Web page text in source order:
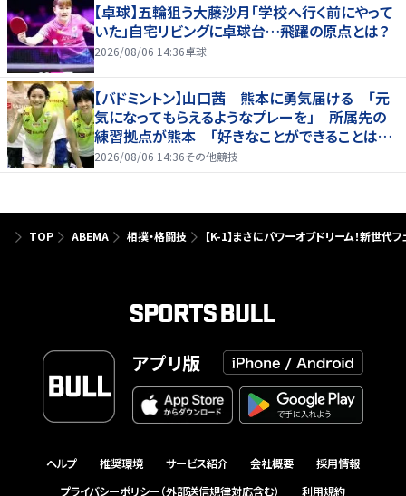
【卓球】五輪狙う大藤沙月「学校へ行く前にやって
いた」自宅リビングに卓球台…飛躍の原点とは？
2026/08/06 14:36卓球
【バドミントン】山口茜 熊本に勇気届ける 「元
気になってもらえるようなプレーを」 所属先の
練習拠点が熊本 「好きなことができることは当
たり前じゃない」
2026/08/06 14:36その他競技
TOP ABEMA 相撲・格闘技 【K-1】まさにパワーオブドリーム！新世代
アプリ版
ヘルプ 推奨環境 サービス紹介 会社概要
採用情報
プライバシーポリシー（外部送信規律対応含む）
利用規約